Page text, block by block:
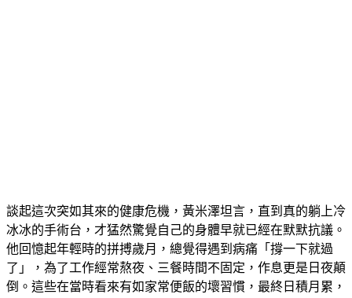
談起這次突如其來的健康危機，黃米澤坦言，直到真的躺上冷
冰冰的手術台，才猛然驚覺自己的身體早就已經在默默抗議。
他回憶起年輕時的拼搏歲月，總覺得遇到病痛「撐一下就過
了」，為了工作經常熬夜、三餐時間不固定，作息更是日夜顛
倒。這些在當時看來有如家常便飯的壞習慣，最終日積月累，